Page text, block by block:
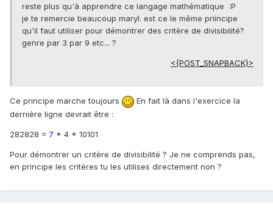
reste plus qu'à apprendre ce langage mathématique :P
je te remercie beaucoup maryl. est ce le même priincipe
qu'il faut utiliser pour démontrer des critère de divisibilité?
genre par 3 par 9 etc... ?
<{POST_SNAPBACK}>
Ce principe marche toujours
En fait là dans l'exercice la
dernière ligne devrait être :
282828 = 7 * 4 * 10101
Pour démontrer un critère de divisibilité ? Je ne comprends pas,
en principe les critères tu les utilises directement non ?